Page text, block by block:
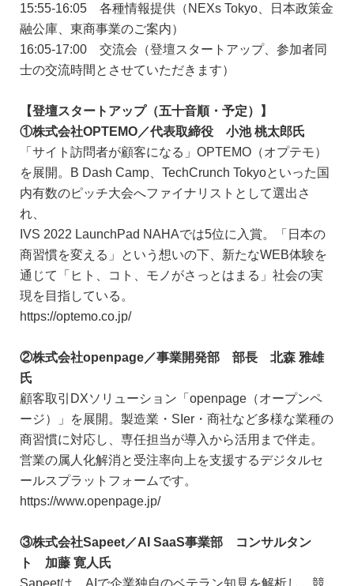
15:55-16:05 各種情報提供（NEXs Tokyo、日本政策金
融公庫、東商事業のご案内）
16:05-17:00 交流会（登壇スタートアップ、参加者同
士の交流時間とさせていただきます）
【登壇スタートアップ（五十音順・予定）】
①株式会社OPTEMO／代表取締役 小池 桃太郎氏
「サイト訪問者が顧客になる」OPTEMO（オプテモ）
を展開。B Dash Camp、TechCrunch Tokyoといった国
内有数のピッチ大会へファイナリストとして選出さ
れ、
IVS 2022 LaunchPad NAHAでは5位に入賞。「日本の
商習慣を変える」という想いの下、新たなWEB体験を
通じて「ヒト、コト、モノがさっとはまる」社会の実
現を目指している。
https://optemo.co.jp/
②株式会社openpage／事業開発部 部長 北森 雅雄
氏
顧客取引DXソリューション「openpage（オープンペ
ージ）」を展開。製造業・SIer・商社など多様な業種の
商習慣に対応し、専任担当が導入から活用まで伴走。
営業の属人化解消と受注率向上を支援するデジタルセ
ールスプラットフォームです。
https://www.openpage.jp/
③株式会社Sapeet／AI SaaS事業部 コンサルタン
ト 加藤 寛人氏
Sapeetは、AIで企業独自のベテラン知見を解析し、競